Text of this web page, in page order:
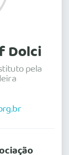
Dolci
pela